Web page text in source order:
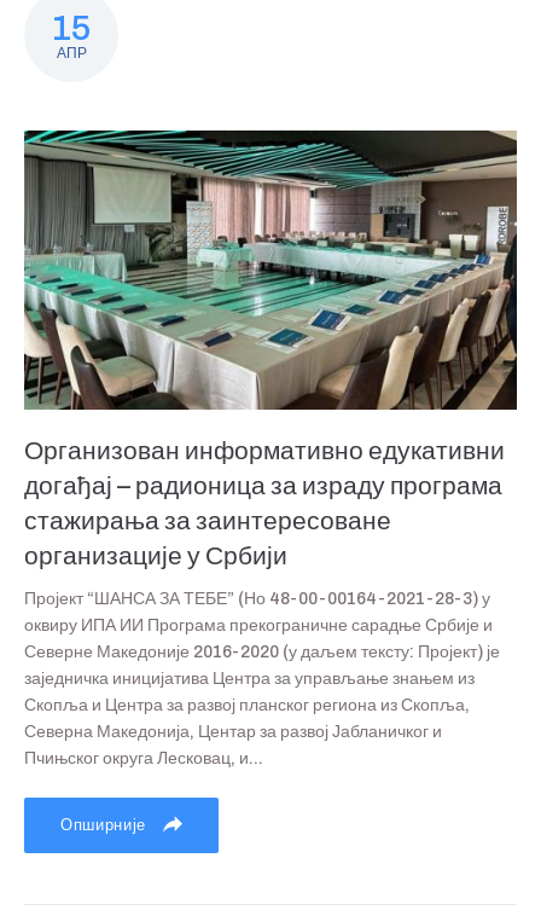
15
АПР
Организован информативно едукативни
догађај – радионица за израду програма
стажирања за заинтересоване
организације у Србији
Пројект “ШАНСА ЗА ТЕБЕ” (Но 48-00-00164-2021-28-3) у
оквиру ИПА ИИ Програма прекограничне сарадње Србије и
Северне Македоније 2016-2020 (у даљем тексту: Пројект) је
заједничка иницијатива Центра за управљање знањем из
Скопља и Центра за развој планског региона из Скопља,
Северна Македонија, Центар за развој Јабланичког и
Пчињског округа Лесковац, и...
Опширније